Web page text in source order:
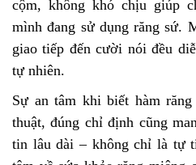
cộm, không khó chịu giúp
mình đang sử dụng răng sứ.
giao tiếp đến cười nói đều
tự nhiên.
Sự an tâm khi biết hàm
thuật, đúng chỉ định cũng
tin lâu dài – không chỉ là tự